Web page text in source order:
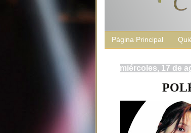
Página Principal
miércoles, 17 de